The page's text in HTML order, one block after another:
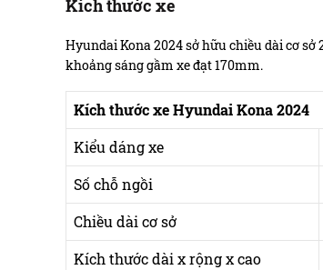
Kích thước xe
Hyundai Kona 2024 sở hữu chiều dài cơ sở
khoảng sáng gầm xe đạt 170mm.
Kích thước xe Hyundai Kona 2024
Kiểu dáng xe
Số chỗ ngồi
Chiều dài cơ sở
Kích thước dài x rộng x cao